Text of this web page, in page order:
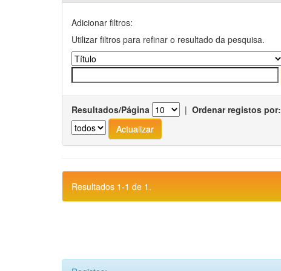
Adicionar filtros:
Utilizar filtros para refinar o resultado da pesquisa.
Resultados/Página | Ordenar registos por:
Resultados 1-1 de 1.